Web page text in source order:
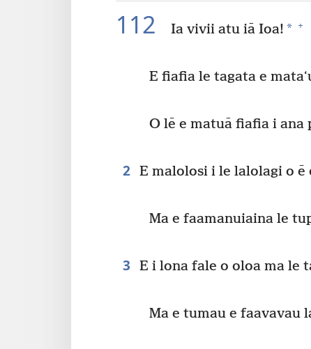
112 Ia vivii atu iā Ioa! * +
E fiafia le tagata e
O lē e matuā fiafia i ana
2 E malolosi i le lalolagi o ē
Ma e faamanuiaina le
3 E i lona fale o oloa ma le
Ma e tumau e faavavau